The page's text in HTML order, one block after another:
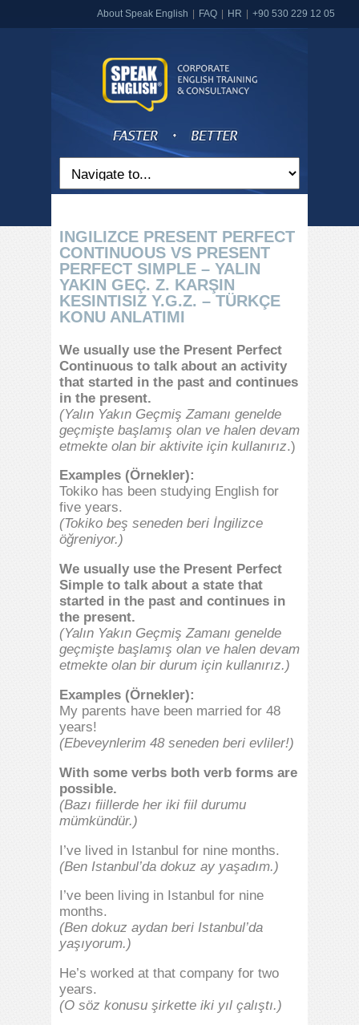
About Speak English FAQ HR +90 530 229 12 05
INGILIZCE PRESENT PERFECT
CONTINUOUS VS PRESENT
PERFECT SIMPLE – YALIN
YAKIN GEÇ. Z. KARŞIN
KESINTISIZ Y.G.Z. – TÜRKÇE
KONU ANLATIMI
We usually use the Present Perfect
Continuous to talk about an activity
that started in the past and continues
in the present.
(Yalın Yakın Geçmiş Zamanı genelde
geçmişte başlamış olan ve halen devam
etmekte olan bir aktivite için kullanırız.)
Examples (Örnekler):
Tokiko has been studying English for
five years.
(Tokiko beş seneden beri İngilizce
öğreniyor.)
We usually use the Present Perfect
Simple to talk about a state that
started in the past and continues in
the present.
(Yalın Yakın Geçmiş Zamanı genelde
geçmişte başlamış olan ve halen devam
etmekte olan bir durum için kullanırız.)
Examples (Örnekler):
My parents have been married for 48
years!
(Ebeveynlerim 48 seneden beri evliler!)
With some verbs both verb forms are
possible.
(Bazı fiillerde her iki fiil durumu
mümkündür.)
I’ve lived in Istanbul for nine months.
(Ben Istanbul’da dokuz ay yaşadım.)
I’ve been living in Istanbul for nine
months.
(Ben dokuz aydan beri Istanbul’da
yaşıyorum.)
He’s worked at that company for two
years.
(O söz konusu şirkette iki yıl çalıştı.)